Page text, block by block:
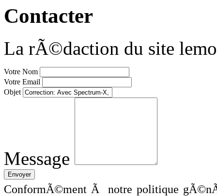
Contacter
La rÃ©daction du site
Votre Nom
Votre Email
Objet
Message
ConformÃ©ment Ã notre politique